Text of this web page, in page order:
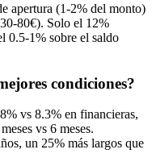
apertura (1-2% del monto)
80€). Solo el 12%
0.5-1% sobre el saldo
condiciones?
vs 8.3% en financieras,
vs 6 meses.
un 25% más largos que